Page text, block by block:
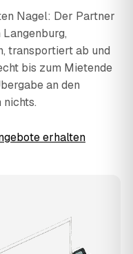
Nagel: Der Partner
transportiert ab und
bis zum Mietende
an den
nichts.
erhalten